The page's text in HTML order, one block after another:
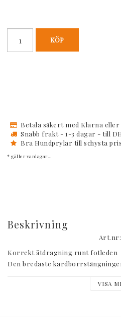
KÖP
Betala säkert med Klarna eller
Snabb frakt - 1-3 dagar - till
Bra Hundprylar till schysta
* gäller vardagar...
Beskrivning
Korrekt åtdragning runt fotleden
Den bredaste
fotled. Se till att snölåset är
och att nylonbandet är vänt VISA